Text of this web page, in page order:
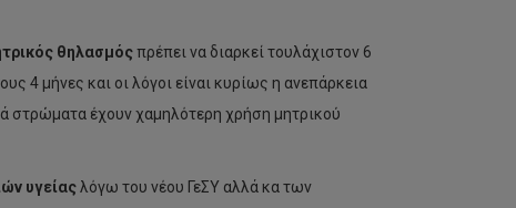
θηλασμόςπρέπει να διαρκεί τουλάχιστον 6
4 μήνες και οι λόγοι είναι κυρίως η ανεπάρκεια
στρώματα έχουν χαμηλότερη χρήση μητρικού
υγείαςλόγω του νέου ΓεΣΥ αλλά κα των